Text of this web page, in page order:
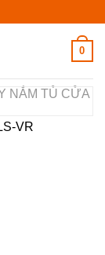
0
NẮM TỦ CỬA